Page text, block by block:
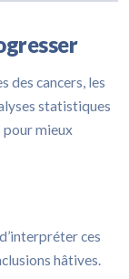
des cancers, les
statistiques
pour mieux
ces
hâtives.